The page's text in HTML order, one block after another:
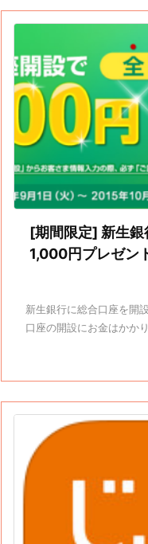
[期間限定] 新生銀
1,000円プレゼン
新生銀行に総合口座を開
口座の開設にお金はかか